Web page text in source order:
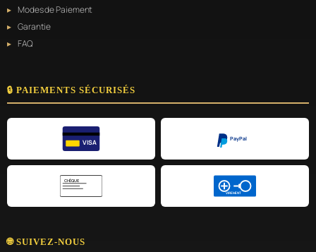
Modes de Paiement
Garantie
FAQ
🔒 PAIEMENTS SÉCURISÉS
VISA
PayPal
CHÈQUE
VIREMENT
🌐 SUIVEZ-NOUS